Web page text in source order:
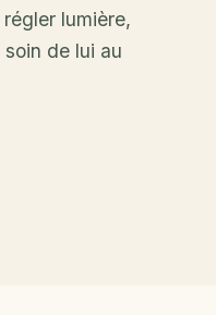
lumière,
de lui au